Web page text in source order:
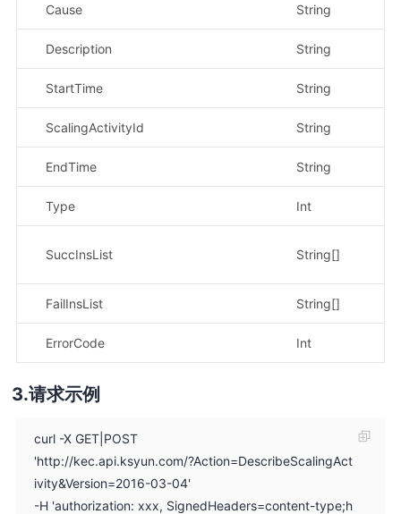
Cause String
Description String
StartTime String
ScalingActivityId String
EndTime String
Type Int
SuccInsList String[]
FailInsList String[]
ErrorCode Int
请求示例
curl -X GET|POST
'http://kec.api.ksyun.com/?Action=DescribeScalingAct
ivity&Version=2016-03-04'
-H 'authorization: xxx, SignedHeaders=content-type;h